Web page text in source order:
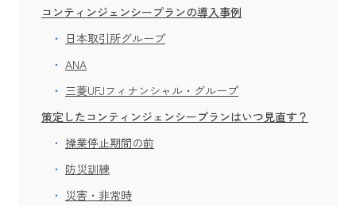
コンティンジェンシープランの導入事例
日本取引所グループ
ANA
三菱UFJフィナンシャル・グループ
策定したコンティンジェンシープランはいつ見直す？
操業停止期間の前
防災訓練
災害・非常時